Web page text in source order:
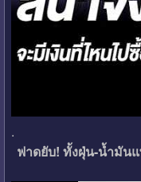
.
ฟาดยับ! ทั้งฝุ่น-น้ำมัน